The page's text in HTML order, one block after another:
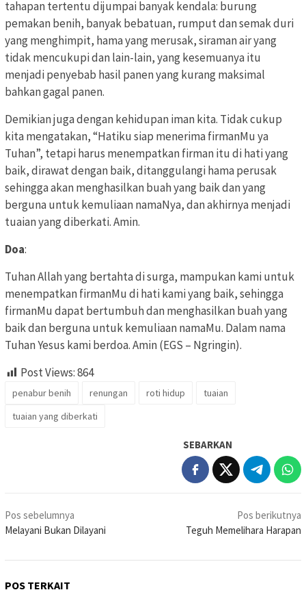
tahapan tertentu dijumpai banyak kendala: burung
pemakan benih, banyak bebatuan, rumput dan semak duri
yang menghimpit, hama yang merusak, siraman air yang
tidak mencukupi dan lain-lain, yang kesemuanya itu
menjadi penyebab hasil panen yang kurang maksimal
bahkan gagal panen.
Demikian juga dengan kehidupan iman kita. Tidak cukup
kita mengatakan, “Hatiku siap menerima firmanMu ya
Tuhan”, tetapi harus menempatkan firman itu di hati yang
baik, dirawat dengan baik, ditanggulangi hama perusak
sehingga akan menghasilkan buah yang baik dan yang
berguna untuk kemuliaan namaNya, dan akhirnya menjadi
tuaian yang diberkati. Amin.
Doa:
Tuhan Allah yang bertahta di surga, mampukan kami untuk
menempatkan firmanMu di hati kami yang baik, sehingga
firmanMu dapat bertumbuh dan menghasilkan buah yang
baik dan berguna untuk kemuliaan namaMu. Dalam nama
Tuhan Yesus kami berdoa. Amin (EGS – Ngringin).
Post Views:864
penabur benih renungan roti hidup
tuaian
tuaian yang diberkati
SEBARKAN
Navigasi
pos
Pos sebelumnya
Melayani Bukan Dilayani
Pos berikutnya
Teguh Memelihara Harapan
POS TERKAIT